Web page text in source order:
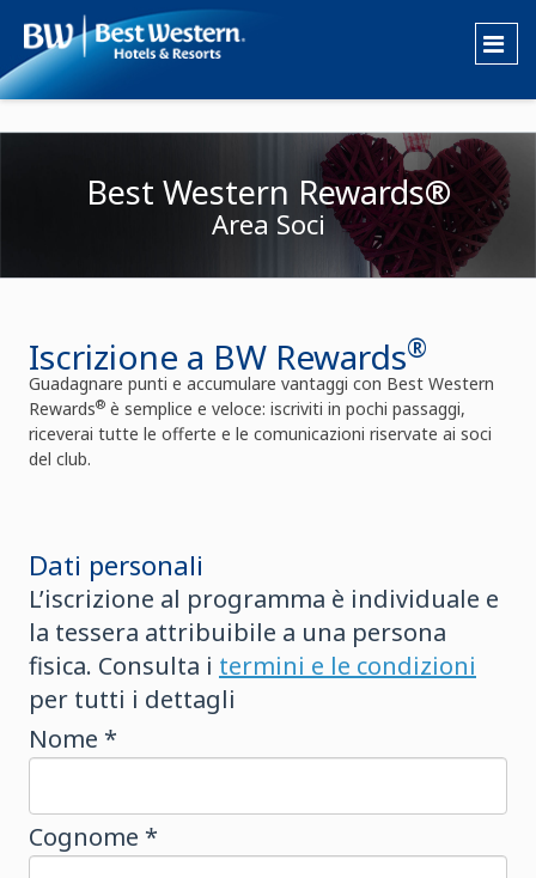
Best Western Rewards®
Area Soci
Iscrizione a BW Rewards®
Guadagnare punti e accumulare vantaggi con Best Western
Rewards® è semplice e veloce: iscriviti in pochi passaggi,
riceverai tutte le offerte e le comunicazioni riservate ai soci
del club.
Dati personali
L’iscrizione al programma è individuale e
la tessera attribuibile a una persona
fisica. Consulta i termini e le condizioni
per tutti i dettagli
Nome *
Cognome *